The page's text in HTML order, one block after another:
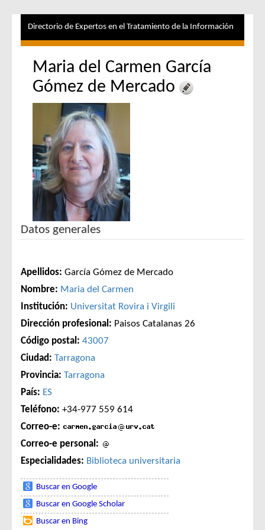
Directorio de Expertos en el Tratamiento de la Información
Maria del Carmen García
Gómez de Mercado
Datos generales
Apellidos: García Gómez de Mercado
Nombre: Maria del Carmen
Institución: Universitat Rovira i Virgili
Dirección profesional: Paisos Catalanas 26
Código postal: 43007
Ciudad: Tarragona
Provincia: Tarragona
País: ES
Teléfono: +34-977 559 614
Correo-e:
Correo-e personal:
Especialidades: Biblioteca universitaria
Buscar en Google
Buscar en Google Scholar
Buscar en Bing